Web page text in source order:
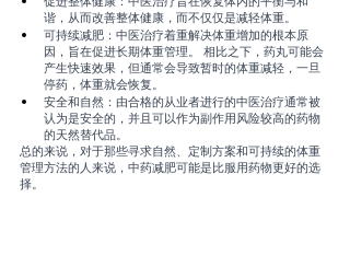
谐，从而改善整体健康，而不仅仅是减轻体重。
可持续减肥：中医治疗着重解决体重增加的根本原
因，旨在促进长期体重管理。 相比之下，药丸可能会
产生快速效果，但通常会导致暂时的体重减轻，一旦
停药，体重就会恢复。
安全和自然：由合格的从业者进行的中医治疗通常被
认为是安全的，并且可以作为副作用风险较高的药物
的天然替代品。
总的来说，对于那些寻求自然、定制方案和可持续的体重
管理方法的人来说，中药减肥可能是比服用药物更好的选
择。